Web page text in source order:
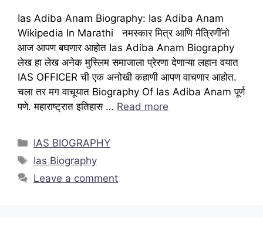
Ias Adiba Anam Biography: Ias Adiba Anam
Wikipedia In Marathi नमस्कार मित्र आणि मैत्रिणींनो
आज आपण बघणार आहोत Ias Adiba Anam Biography
लेख हा लेख अनेक मुस्लिम समाजाला प्रेरणा देणाऱ्या लहान वयात
IAS OFFICER ची एक अनोखी कहाणी आपण वाचणार आहोत.
चला तर मग वाचूयात Biography Of Ias Adiba Anam पूर्ण
पणे. महाराष्ट्रात इतिहास … Read more
Categories
IAS BIOGRAPHY
Tags
Ias Biography
Leave a comment